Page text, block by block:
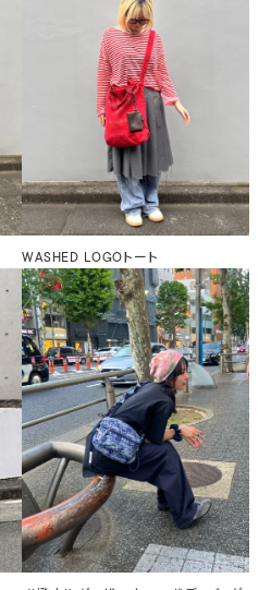
WASHED LOGOトート